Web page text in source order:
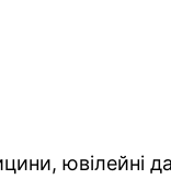
ювілейні